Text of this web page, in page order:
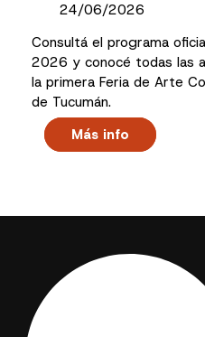
24/06/2026
Consultá el programa
2026 y conocé todas las
la primera Feria de Arte
de Tucumán.
Más info